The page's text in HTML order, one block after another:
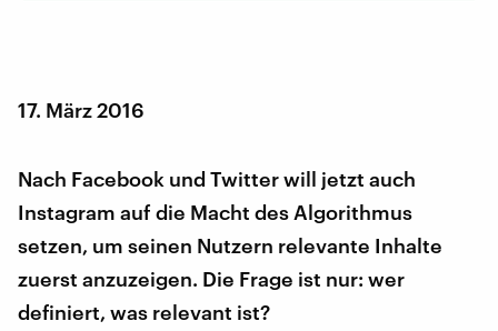
17. März 2016
Nach Facebook und Twitter will jetzt auch
Instagram auf die Macht des Algorithmus
setzen, um seinen Nutzern relevante Inhalte
zuerst anzuzeigen. Die Frage ist nur: wer
definiert, was relevant ist?